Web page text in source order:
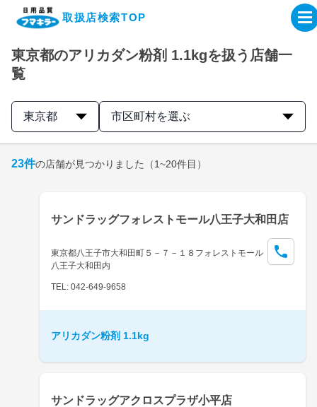
取扱店検索TOP
企業・IR情報サイト
製品情報サイト
取扱店検索はこちら
東京都のアリカダン粉剤 1.1kgを扱う店舗一
覧
東京都 市区町村を選ぶ
23件の店舗が見つかりました （1~20件目）
サンドラッグフォレストモール八王子大和田店
東京都八王子市大和田町５－７－１８フォレストモール
八王子大和田内
TEL: 042-649-9658
アリカダン粉剤 1.1kg
サンドラッグアクロスプラザ小平店